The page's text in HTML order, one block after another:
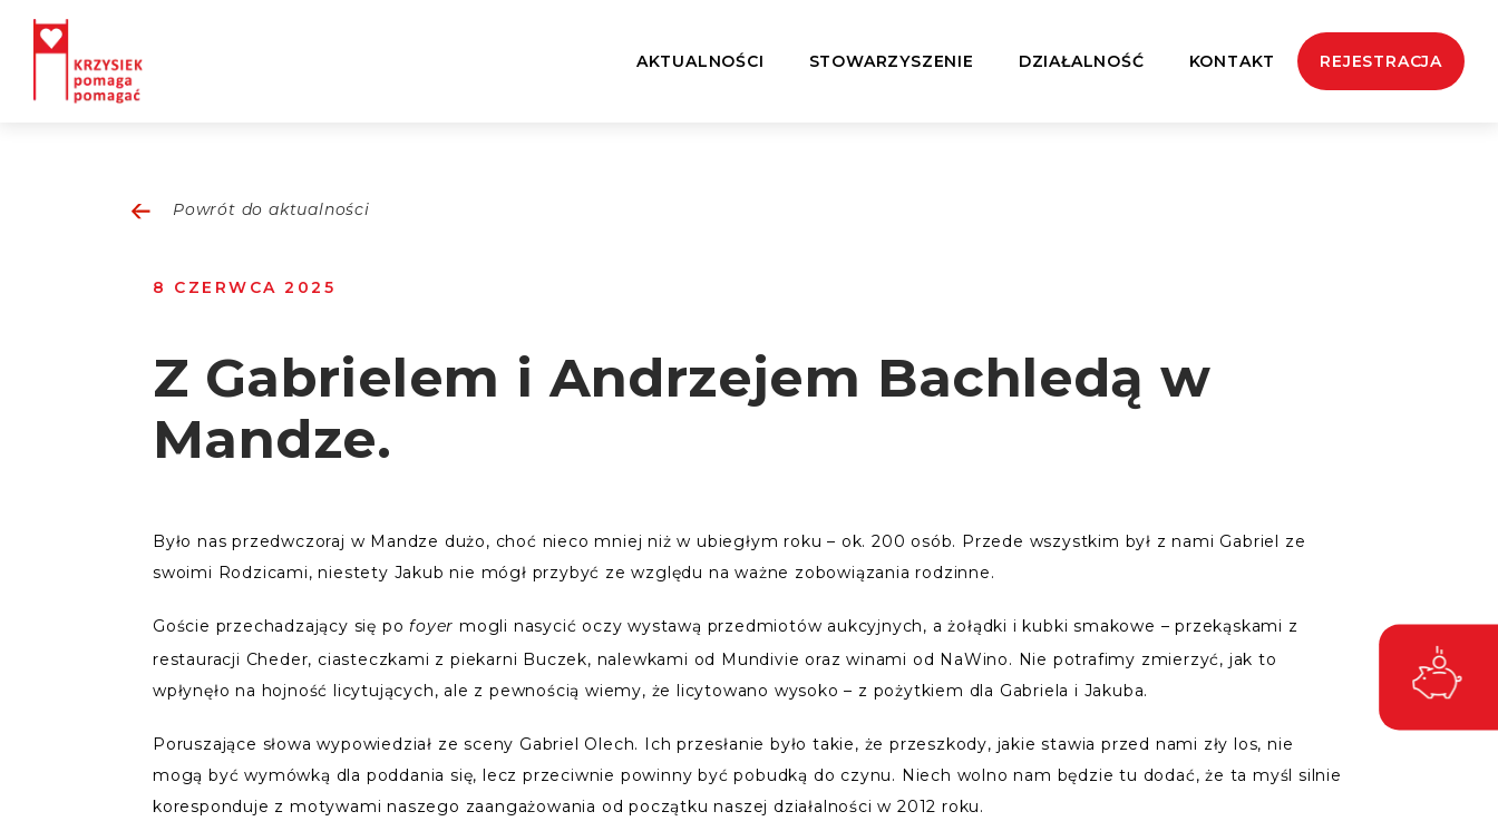
AKTUALNOŚCI STOWARZYSZENIE DZIAŁALNOŚĆ KONTAKT REJESTRACJA
Powrót do aktualności
8 CZERWCA 2025
Z Gabrielem i Andrzejem Bachledą w
Mandze.
Było nas przedwczoraj w Mandze dużo, choć nieco mniej niż w ubiegłym roku – ok. 200 osób. Przede wszystkim był z nami Gabriel ze
swoimi Rodzicami, niestety Jakub nie mógł przybyć ze względu na ważne zobowiązania rodzinne.
Goście przechadzający się pofoyer mogli nasycić oczy wystawą przedmiotów aukcyjnych, a żołądki i kubki smakowe – przekąskami z
restauracji Cheder, ciasteczkami z piekarni Buczek, nalewkami od Mundivie oraz winami od NaWino. Nie potrafimy zmierzyć, jak to
wpłynęło na hojność licytujących, ale z pewnością wiemy, że licytowano wysoko – z pożytkiem dla Gabriela i Jakuba.
Poruszające słowa wypowiedział ze sceny Gabriel Olech. Ich przesłanie było takie, że przeszkody, jakie stawia przed nami zły los, nie
mogą być wymówką dla poddania się, lecz przeciwnie powinny być pobudką do czynu. Niech wolno nam będzie tu dodać, że ta myśl silnie
koresponduje z motywami naszego zaangażowania od początku naszej działalności w 2012 roku.